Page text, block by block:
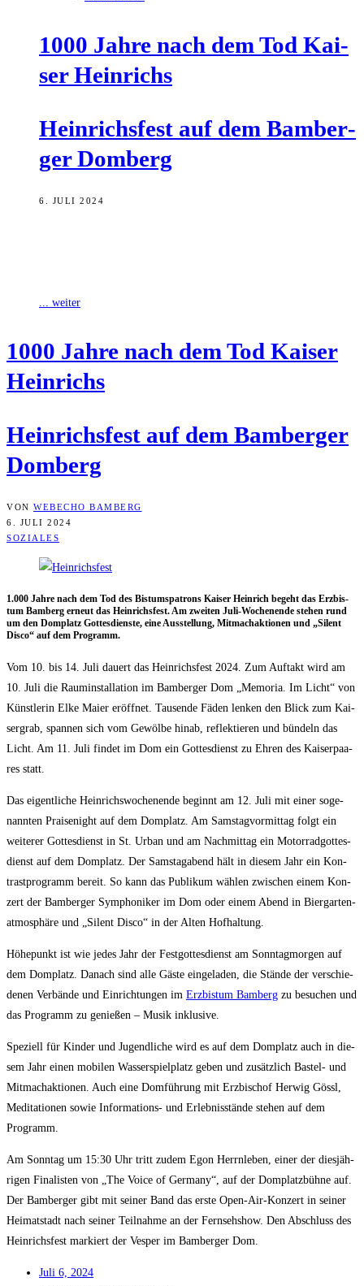
1000 Jah­re nach dem Tod Kai­
ser Heinrichs
Hein­richs­fest auf dem Bam­ber­
ger Domberg
6. JULI 2024
... weiter
1000 Jah­re nach dem Tod Kai­ser
Heinrichs
Hein­richs­fest auf dem Bam­ber­ger
Domberg
VON WEBECHO BAMBERG
6. JULI 2024
SOZIALES
1.000 Jah­re nach dem Tod des Bis­tums­pa­trons Kai­ser Hein­rich begeht das Erz­bis­
tum Bam­berg erneut das Hein­richs­fest. Am zwei­ten Juli-Wochen­en­de ste­hen rund
um den Dom­platz Got­tes­diens­te, eine Aus­stel­lung, Mit­mach­ak­tio­nen und „Silent
Dis­co“ auf dem Programm.
Vom 10. bis 14. Juli dau­ert das Hein­richs­fest 2024. Zum Auf­takt wird am
10. Juli die Raum­in­stal­la­ti­on im Bam­ber­ger Dom „Memo­ria. Im Licht“ von
Künst­le­rin Elke Mai­er eröff­net. Tau­sen­de Fäden len­ken den Blick zum Kai­
ser­grab, span­nen sich vom Gewöl­be hin­ab, reflek­tie­ren und bün­deln das
Licht. Am 11. Juli fin­det im Dom ein Got­tes­dienst zu Ehren des Kai­ser­paa­
res statt.
Das eigent­li­che Hein­richs­wo­chen­en­de beginnt am 12. Juli mit einer soge­
nann­ten Prai­se­night auf dem Dom­platz. Am Sams­tag­vor­mit­tag folgt ein
wei­te­rer Got­tes­dienst in St. Urban und am Nach­mit­tag ein Motor­rad­got­tes­
dienst auf dem Dom­platz. Der Sams­tag­abend hält in die­sem Jahr ein Kon­
trast­pro­gramm bereit. So kann das Publi­kum wäh­len zwi­schen einem Kon­
zert der Bam­ber­ger Sym­pho­ni­ker im Dom oder einem Abend in Bier­gar­ten­
at­mo­sphä­re und „Silent Dis­co“ in der Alten Hofhaltung.
Höhe­punkt ist wie jedes Jahr der Fest­got­tes­dienst am Sonn­tag­mor­gen auf
dem Dom­platz. Danach sind alle Gäs­te ein­ge­la­den, die Stän­de der ver­schie­
de­nen Ver­bän­de und Ein­rich­tun­gen im Erz­bis­tum Bam­berg zu besu­chen und
das Pro­gramm zu genie­ßen – Musik inklusive.
Spe­zi­ell für Kin­der und Jugend­li­che wird es auf dem Dom­platz auch in die­
sem Jahr einen mobi­len Was­ser­spiel­platz geben und zusätz­lich Bas­tel- und
Mit­mach­ak­tio­nen. Auch eine Dom­füh­rung mit Erz­bi­schof Her­wig Gössl,
Medi­ta­tio­nen sowie Infor­ma­ti­ons- und Erleb­nis­stän­de ste­hen auf dem
Programm.
Am Sonn­tag um 15:30 Uhr tritt zudem Egon Herrn­le­ben, einer der dies­jäh­
ri­gen Fina­lis­ten von „The Voice of Ger­ma­ny“, auf der Dom­platz­büh­ne auf.
Der Bam­ber­ger gibt mit sei­ner Band das ers­te Open-Air-Kon­zert in sei­ner
Hei­mat­stadt nach sei­ner Teil­nah­me an der Fern­seh­show. Den Abschluss des
Hein­richs­fest mar­kiert der Ves­per im Bam­ber­ger Dom.
Juli 6, 2024